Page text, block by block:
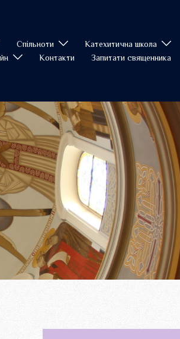
Спільноти
Катехитична школа
Контакти Запитати священника